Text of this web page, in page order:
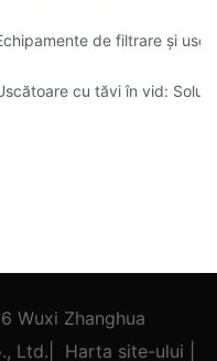
Inovațiile modelează
de filtrare și
în industria chimică și
cu tăvi în vid:
Wuxi Zhanghua
Ltd.
Harta site-ului